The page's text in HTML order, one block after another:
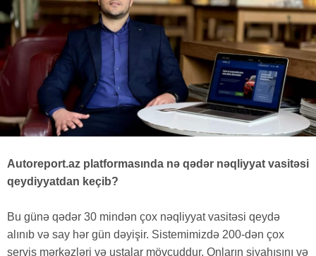
Autoreport.az platformasında nə qədər nəqliyyat vasitəsi
qeydiyyatdan keçib?
Bu günə qədər 30 mindən çox nəqliyyat vasitəsi qeydə
alınıb və say hər gün dəyişir. Sistemimizdə 200-dən çox
servis mərkəzləri və ustalar mövcuddur. Onların siyahısını və